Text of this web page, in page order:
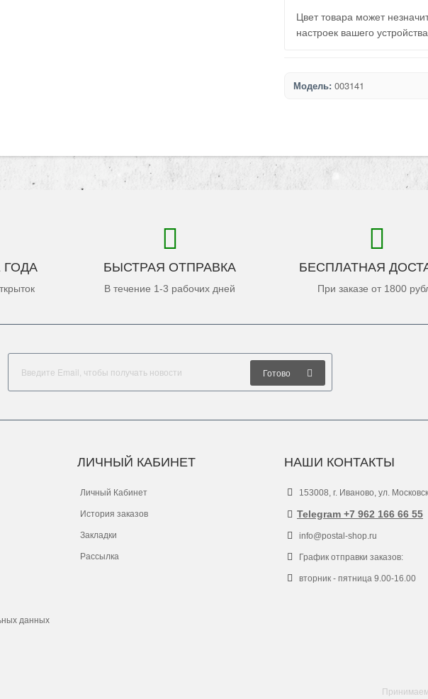
Цвет товара может
настроек вашего
Модель: 003141
ГОДА БЫСТРАЯ ОТПРАВКА
В течение 1-3 рабочих дней
БЕСПЛАТНАЯ
При заказе от 1800
Готово
данных
ЛИЧНЫЙ КАБИНЕТ
Личный Кабинет
История заказов
Закладки
Рассылка
НАШИ КОНТАКТЫ
153008, г. Иваново, ул.
Telegram +7 962 166 66 55
info@postal-shop.ru
График отправки заказов:
вторник - пятница 9.00-16.00